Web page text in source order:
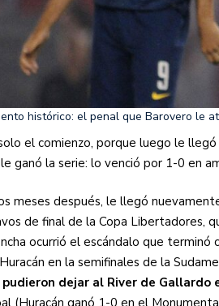
histórico: el penal que Barovero le
el comienzo, porque luego le
ganó la serie: lo venció por 1-0 en
meses después, le llegó
de final de la Copa Libertadores,
ocurrió el escándalo que terminó
en la semifinales de la
pudieron dejar al River de Gallardo